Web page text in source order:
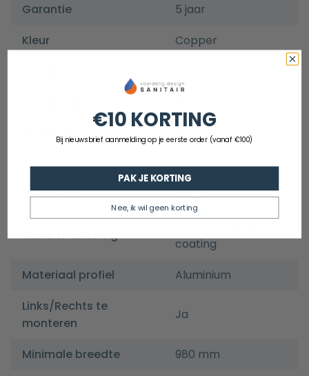
Garantie
5 jaar
Kleur
Copper
Glasdikte
8mm
Veiligheidsglas
Ja
Type glas
Helder
Glasbehandeling
coating
Materiaal profiel
Aluminium
Links/Rechts te
monteren
Ja
Minimale breedte
980 mm
€10 KORTING
Bij nieuwsbrief aanmelding op je eerste order (vanaf €100)
PAK JE KORTING
Nee, ik wil geen korting